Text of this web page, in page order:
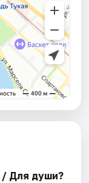
/ Для души?